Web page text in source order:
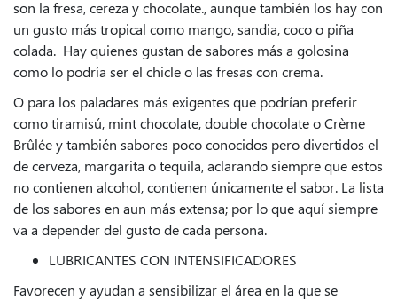
son la fresa, cereza y chocolate., aunque también los hay con
un gusto más tropical como mango, sandia, coco o piña
colada. Hay quienes gustan de sabores más a golosina
como lo podría ser el chicle o las fresas con crema.
O para los paladares más exigentes que podrían preferir
como tiramisú, mint chocolate, double chocolate o Crème
Brûlée y también sabores poco conocidos pero divertidos el
de cerveza, margarita o tequila, aclarando siempre que estos
no contienen alcohol, contienen únicamente el sabor. La lista
de los sabores en aun más extensa; por lo que aquí siempre
va a depender del gusto de cada persona.
LUBRICANTES CON INTENSIFICADORES
Favorecen y ayudan a sensibilizar el área en la que se